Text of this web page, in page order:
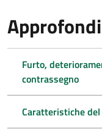
Furto,
contrassegno
Caratteristiche